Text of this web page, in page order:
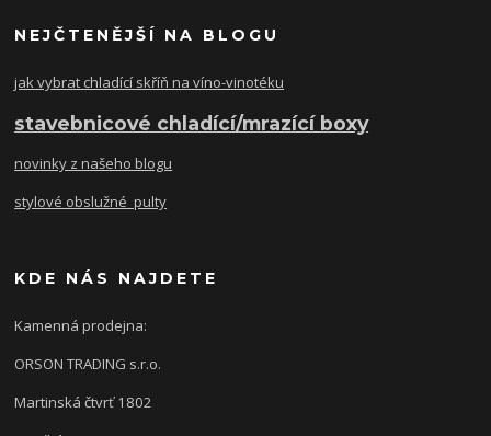
NEJČTENĚJŠÍ NA BLOGU
jak vybrat chladící skříň na víno-vinotéku
stavebnicové chladící/mrazící boxy
novinky z našeho blogu
stylové obslužné pulty
KDE NÁS NAJDETE
Kamenná prodejna:
ORSON TRADING s.r.o.
Martinská čtvrť 1802